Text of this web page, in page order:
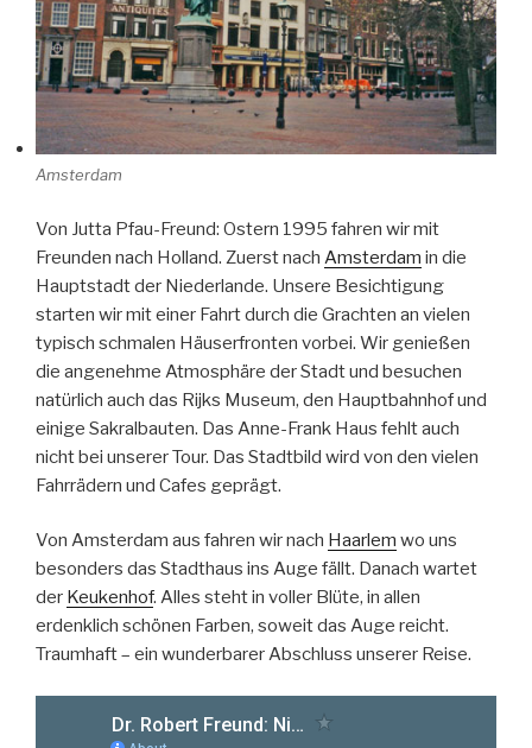
Amsterdam
Von Jutta Pfau-Freund: Ostern 1995 fahren wir mit
Freunden nach Holland. Zuerst nach Amsterdam in die
Hauptstadt der Niederlande. Unsere Besichtigung
starten wir mit einer Fahrt durch die Grachten an vielen
typisch schmalen Häuserfronten vorbei. Wir genießen
die angenehme Atmosphäre der Stadt und besuchen
natürlich auch das Rijks Museum, den Hauptbahnhof und
einige Sakralbauten. Das Anne-Frank Haus fehlt auch
nicht bei unserer Tour. Das Stadtbild wird von den vielen
Fahrrädern und Cafes geprägt.
Von Amsterdam aus fahren wir nach Haarlem wo uns
besonders das Stadthaus ins Auge fällt. Danach wartet
der Keukenhof. Alles steht in voller Blüte, in allen
erdenklich schönen Farben, soweit das Auge reicht.
Traumhaft – ein wunderbarer Abschluss unserer Reise.